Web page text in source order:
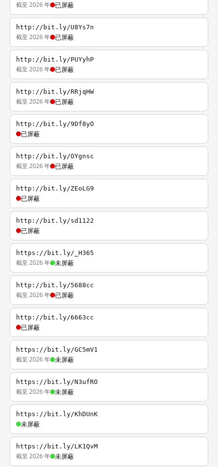
截至 2026 年 已屏蔽
http://bit.ly/U8Ys7n
截至 2026 年 已屏蔽
http://bit.ly/PUYyhP
截至 2026 年 已屏蔽
http://bit.ly/RRjqHW
截至 2026 年 已屏蔽
http://bit.ly/9Df8yO
已屏蔽
http://bit.ly/OYgnsc
截至 2026 年 已屏蔽
http://bit.ly/ZEoLG9
已屏蔽
http://bit.ly/sd1122
已屏蔽
https://bit.ly/_H365
截至 2026 年 未屏蔽
http://bit.ly/5688cc
截至 2026 年 已屏蔽
http://bit.ly/6663cc
已屏蔽
https://bit.ly/GC5mV1
截至 2026 年 未屏蔽
https://bit.ly/N3ufRO
截至 2026 年 未屏蔽
https://bit.ly/KhDUnK
未屏蔽
https://bit.ly/LK1QvM
截至 2026 年 未屏蔽